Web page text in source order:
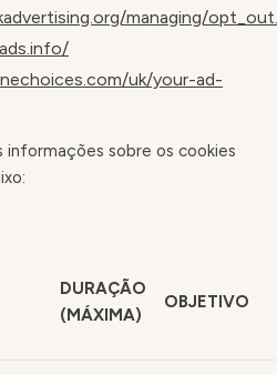
managing/
uk/your-ad-
sobre os cookies
DURAÇÃO
(MÁXIMA)
OBJETIVO